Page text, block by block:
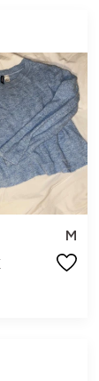
M